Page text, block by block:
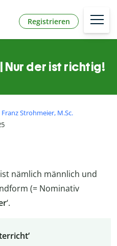
Registrieren
der ist richtig!
Franz Strohmeier, M.Sc.
nämlich männlich und
(= Nominativ
‘.